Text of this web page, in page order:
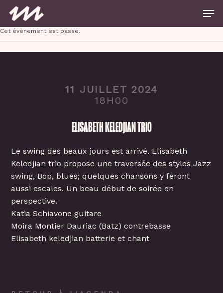
main
content
Cet évènement est passé.
11 JUILLET 2024
18H00
ELISABETH KELEDJIAN TRIO
Le swing des beaux jours est arrivé. Elisabeth
Keledjian trio propose une traversée des styles Jazz
swing, Bop, blues; quelques chansons y feront
aussi escales. Un beau début de soirée en
perspective.
Katia Schiavone guitare
Moira Montier Dauriac (Batz) contrebasse
Elisabeth keledjian batterie et chant
Close